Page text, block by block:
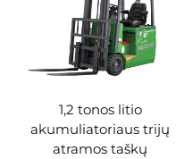
1,2 tonos litio
akumuliatoriaus trijų
atramos taškų